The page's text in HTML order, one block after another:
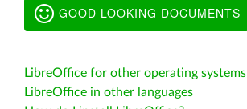
GOOD LOOKING DOCUMENTS
LibreOffice for other operating systems
LibreOffice in other languages